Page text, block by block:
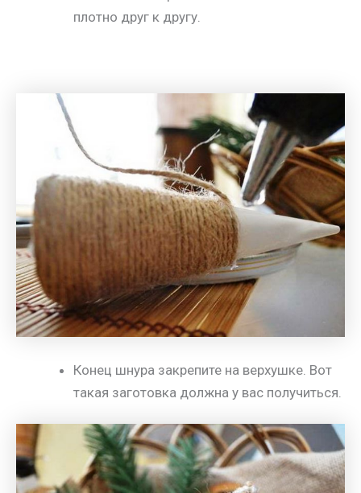
плотно друг к другу.
Конец шнура закрепите на верхушке. Вот
такая заготовка должна у вас получиться.